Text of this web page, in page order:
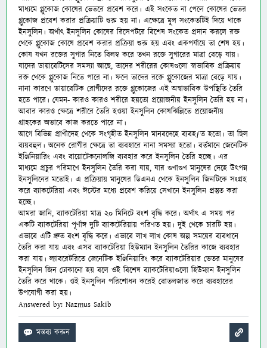
মাধ্যমে গ্লুকোজ কোষের ভেতরে প্রবেশ করে। এই সংকেত না পেলে কোষের ভেতর
গ্লুকোজ প্রবেশ করার প্রক্রিয়াটি শুরু হয় না। এক্ষেত্রে মূল সংকেতটিই দিয়ে থাকে
ইনসুলিন। অর্থাৎ ইনসুলিন কোষের রিসেপটরে বিশেষ সংকেত প্রদান করলে রক্ত
থেকে গ্লুকোজ কোষে প্রবেশ করার প্রক্রিয়া শুরু হয় এবং একপর্যায়ে তা শেষ হয়।
কোষ যখন রক্তের সুগার নিতে বিলম্ব করে তখন রক্তে সুগারের মাত্রা বেড়ে যায়।
যাদের ডায়াবেটিসের সমস্যা আছে, তাদের শরীরের কোষগুলো স্বাভাবিক প্রক্রিয়ায়
রক্ত থেকে গ্লুকোজ নিতে পারে না। ফলে তাদের রক্তে গ্লুুকোজের মাত্রা বেড়ে যায়।
নানা কারণে ডায়াবেটিক রোগীদের রক্তে গ্লুকোজের এই অস্বাভাবিক উপস্থিতি তৈরি
হতে পারে। যেমন- কারও কারও শরীরে হয়তো প্রয়োজনীয় ইনসুলিন তৈরি হয় না।
আবার কারও ক্ষেত্রে শরীরে তৈরি হওয়া ইনসুলিন কোষঝিল্লিতে প্রয়োজনীয়
গ্রাহকের অভাবে কাজ করতে পারে না।
আগে বিভিন্ন প্রাণীদেহ থেকে সংগৃহীত ইনসুলিন মানবদেহে ব্যবহƒত হতো। তা ছিল
ব্যয়বহুল। অনেক রোগীর ক্ষেত্রে তা ব্যবহারে নানা সমস্যা হতো। বর্তমানে জেনেটিক
ইঞ্জিনিয়ারিং এবং বায়োটেকনোলজি ব্যবহার করে ইনসুলিন তৈরি হচ্ছে। এর
মাধ্যমে প্রচুর পরিমাণে ইনসুলিন তৈরি করা যায়, যার গুণাগুণ মানুষের দেহে উৎপন্ন
ইনসুলিনের মতোই। এ প্রক্রিয়ায় মানুষের ডিএনএ থেকে ইনসুলিন জিনটিকে সংগ্রহ
করে ব্যাকটেরিয়া এবং ঈস্টের মধ্যে প্রবেশ করিয়ে সেখানে ইনসুলিন প্রস্তুত করা
হচ্ছে।
আমরা জানি, ব্যাকটেরিয়া মাত্র ২০ মিনিটে বংশ বৃদ্ধি করে। অর্থাৎ এ সময় পর
একটি ব্যাকটেরিয়া পূর্ণাঙ্গ দুটি ব্যাকটেরিয়ায় পরিণত হয়। দুই থেকে চারটি হয়।
এভাবে এটি দ্রুত বংশ বৃদ্ধি করে। এভাবে লাখ লাখ কোষ অল্প সময়ের ব্যবধানে
তৈরি করা যায় এবং এসব ব্যাকটেরিয়া হিউম্যান ইনসুলিন তৈরির কাজে ব্যবহার
করা যায়। ল্যাবরেটরিতে জেনেটিক ইঞ্জিনিয়ারিং করে ব্যাকটেরিয়ার ভেতর মানুষের
ইনসুলিন জিন ঢোকানো হয় বলে ওই বিশেষ ব্যাকটেরিয়াগুলো হিউম্যান ইনসুলিন
তৈরি করে থাকে। ওই ইনসুলিন পরিশোধন করেই বোতলজাত করে ব্যবহারের
উপযোগী করা হয়।
Answered by: Nazmus Sakib